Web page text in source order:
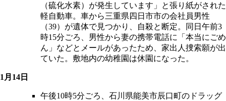
（硫化水素）が発生しています」と張り紙がされた
軽自動車。車から三重県四日市市の会社員男性
（39）が遺体で見つかり、自殺と断定。同日午前3
時15分ごろ、男性から妻の携帯電話に「本当にごめ
ん」などとメールがあったため、家出人捜索願が出
ていた。敷地内の幼稚園は休園になった。
1月14日
午後10時5分ごろ、石川県能美市辰口町のドラッグ